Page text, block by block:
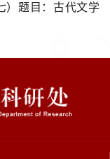
）题目：古代文学